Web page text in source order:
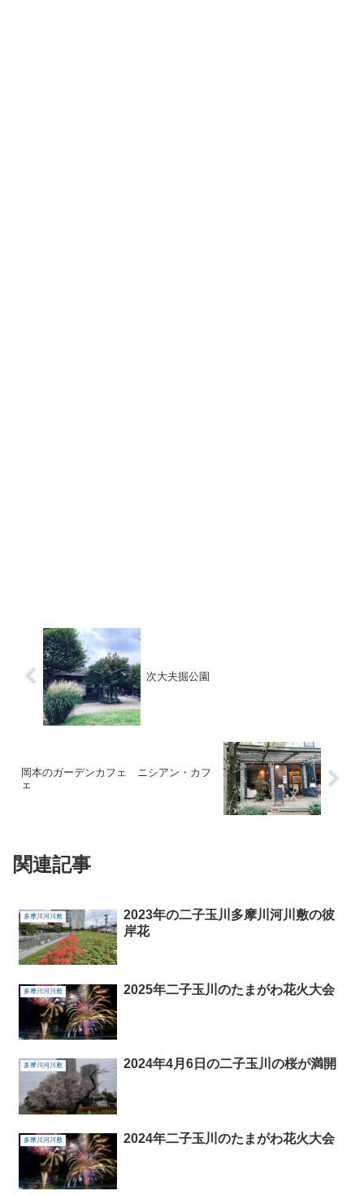
次大夫掘公園
岡本のガーデンカフェ ニシアン・カフ
ェ
関連記事
多摩川河川敷
2023年の二子玉川多摩川河川敷の彼
岸花
多摩川河川敷 2025年二子玉川のたまがわ花火大会
多摩川河川敷 2024年4月6日の二子玉川の桜が満開
多摩川河川敷 2024年二子玉川のたまがわ花火大会